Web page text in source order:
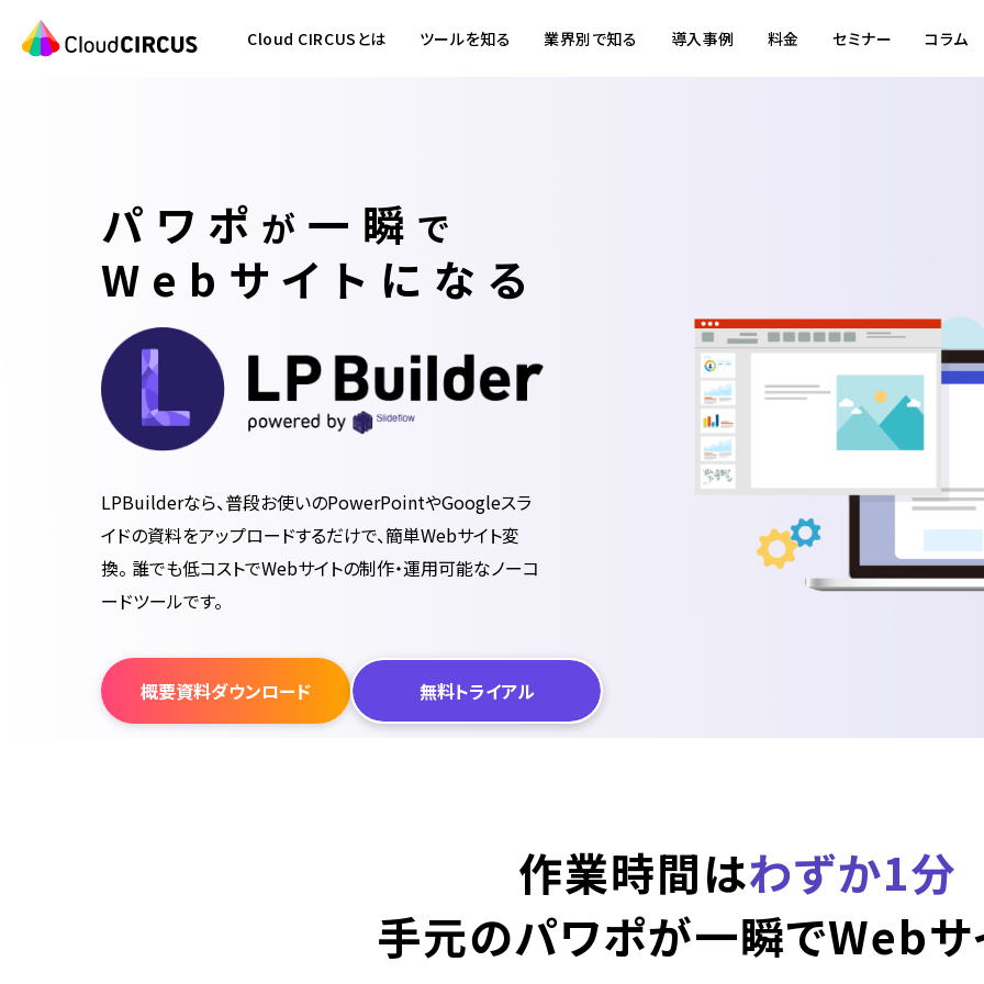
Cloud CIRCUSとは ツールを知る 業界別で知る 導入事例 料金 セミナー コラム
パワポ が 一瞬 で
Webサイトになる
LPBuilderなら、普段お使いのPowerPointやGoogleスラ
イドの資料をアップロードするだけで、簡単Webサイト変
換。 誰でも低コストでWebサイトの制作・運用可能なノーコ
ードツールです。
概要資料ダウンロード 無料トライアル
作業時間はわずか1分
手元のパワポが一瞬でWebサ